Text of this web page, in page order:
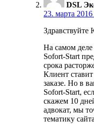
DSL
23. марта
На самом деле
Sofort-Start
срока
Клиент
заказе. Но в
Sofort-Start,
скажем 10
адвокат, мы
тематику